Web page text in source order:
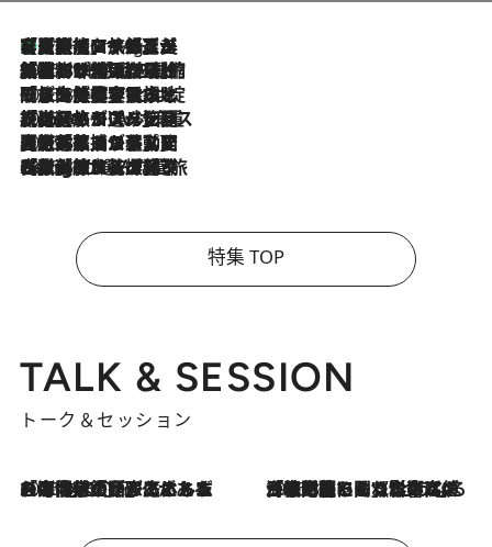
11 Hours Ago
【厳選旅コスメ】「多機能アイテムがメイン！」旅好き美容エディターが選んだ夏旅ベストコスメを発表【Mサイズジップ】
2026.8.6
「荷物が増えるほど旅ストレスは増す」美容ジャーナリストがたどり着いた最終結論。“化粧品を劇的に減らす”感動の凝縮美容とは
2026.8.6
「旅先には金髪ウィッグを持参」日本と同じメイクでは損してる!? 美容ジャーナリストが提案する“掟破りの旅美容”とは
2026.8.6
【厳選旅コスメ】「身軽さ＆UV対策重視！」ヘアアーティストshucoが選んだ夏旅ベストコスメを発表【Mサイズジップ】
2026.8.5
【厳選旅コスメ】国内をあちこち移動する河井菜摘が選んだ夏旅ベストコスメ発表！「リラックスアイテムはマスト」【Mサイズジップ】
2026.8.4
【厳選旅コスメ】「紫外線＆乾燥対策しながらメイク感も！」ヘア＆メイクGeorgeが選んだ夏旅ベストコスメを発表！【Mサイズジップ】
特集 TOP
TALK & SESSION
トーク＆セッション
2026.8.3
「今後値上げがあるとすれば…」「リスクがあるのは今年の冬」エネルギー専門家が語る、ホルムズ海峡封鎖が家庭にもたらす“ある心配” 2026.8.3
「住宅建てられない…」「サーチャージ料の高値が続いている」ホルムズ海峡封鎖による影響はいつまで続く？《エネルギー専門家に聞く“どうなる日本の暮らし”》